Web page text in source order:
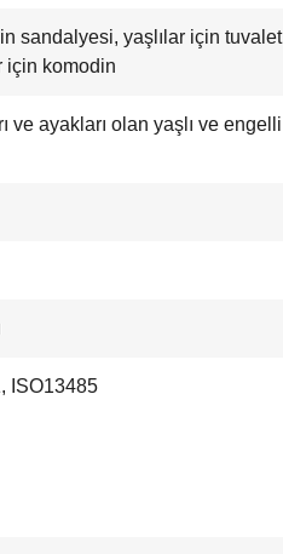
sandalyesi, yaşlılar için tuvalet
için komodin
ve ayakları olan yaşlı ve engelli
ISO13485